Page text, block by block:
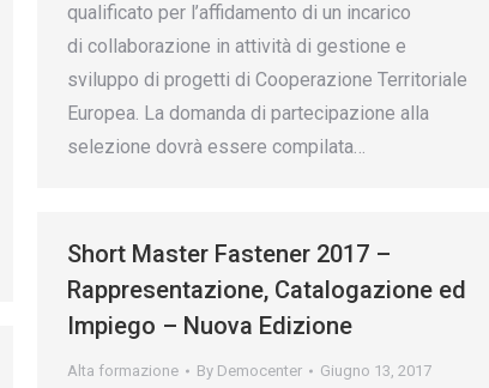
qualificato per l’affidamento di un incarico
di collaborazione in attività di gestione e
sviluppo di progetti di Cooperazione Territoriale
Europea. La domanda di partecipazione alla
selezione dovrà essere compilata…
Short Master Fastener 2017 –
Rappresentazione, Catalogazione ed
Impiego – Nuova Edizione
Alta formazione By Democenter Giugno 13, 2017